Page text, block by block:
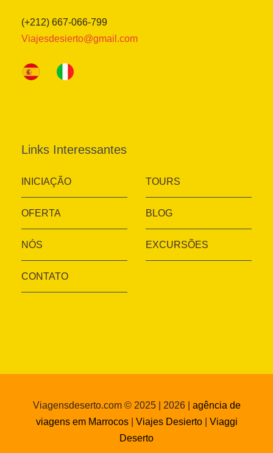
(+212) 667-066-799
Viajesdesierto@gmail.com
Links Interessantes
INICIAÇÃO TOURS
OFERTA BLOG
NÓS EXCURSÕES
CONTATO
Viagensdeserto.com © 2025 | 2026 | agência de
viagens em Marrocos| Viajes Desierto| Viaggi
Deserto